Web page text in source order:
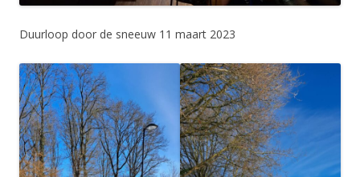
Duurloop door de sneeuw 11 maart 2023